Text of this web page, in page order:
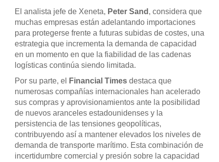
El analista jefe de Xeneta, Peter Sand , considera que
muchas empresas están adelantando importaciones
para protegerse frente a futuras subidas de costes, una
estrategia que incrementa la demanda de capacidad
en un momento en que la fiabilidad de las cadenas
logísticas continúa siendo limitada.
Por su parte, el
Financial Times destaca que
numerosas compañías internacionales han acelerado
sus compras y aprovisionamientos ante la posibilidad
de nuevos aranceles estadounidenses y la
persistencia de las tensiones geopolíticas,
contribuyendo así a mantener elevados los niveles de
demanda de transporte marítimo. Esta combinación de
incertidumbre comercial y presión sobre la capacidad